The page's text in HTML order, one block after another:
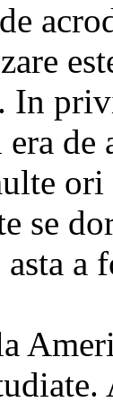
In
era
se
a